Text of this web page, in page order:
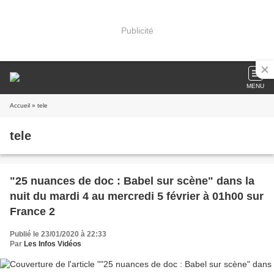
Publicité
MENU
Accueil » tele
tele
"25 nuances de doc : Babel sur scène" dans la
nuit du mardi 4 au mercredi 5 février à 01h00 sur
France 2
Publié le 23/01/2020 à 22:33
Par Les Infos Vidéos